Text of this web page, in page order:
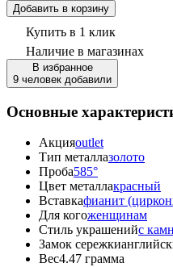
Добавить в корзину
Купить в 1 клик
Наличие в магазинах
В избранное
9 человек добавили
Основные
Акцияoutlet
Тип металлазолото
Проба585°
Цвет металлакрасный
Вставкафианит
Для когоженщинам
Стиль украшенийс
Замок сережки
Вес4.47 грамма